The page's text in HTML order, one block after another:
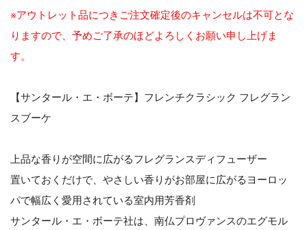
※アウトレット品につきご注文確定後のキャンセルは不可とな
りますので、予めご了承のほどよろしくお願い申し上げま
す。
【サンタール・エ・ボーテ】フレンチクラシック フレグラン
スブーケ
上品な香りが空間に広がるフレグランスディフューザー
置いておくだけで、やさしい香りがお部屋に広がるヨーロッ
パで幅広く愛用されている室内用芳香剤
サンタール・エ・ボーテ社は、南仏プロヴァンスのエグモル